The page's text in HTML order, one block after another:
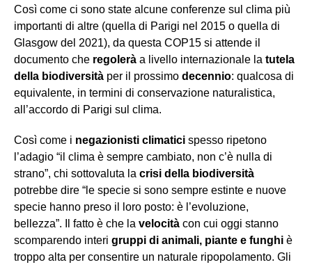
Così come ci sono state alcune conferenze sul clima più
importanti di altre (quella di Parigi nel 2015 o quella di
Glasgow del 2021), da questa COP15 si attende il
documento che regolerà a livello internazionale la tutela
della biodiversità per il prossimo decennio: qualcosa di
equivalente, in termini di conservazione naturalistica,
all’accordo di Parigi sul clima.
Così come i negazionisti climatici spesso ripetono
l’adagio “il clima è sempre cambiato, non c’è nulla di
strano”, chi sottovaluta la crisi della biodiversità
potrebbe dire “le specie si sono sempre estinte e nuove
specie hanno preso il loro posto: è l’evoluzione,
bellezza”. Il fatto è che la velocità con cui oggi stanno
scomparendo interi gruppi di animali, piante e funghi è
troppo alta per consentire un naturale ripopolamento. Gli